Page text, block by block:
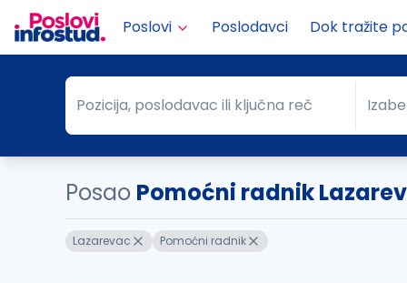
Poslovi Poslodavci Dok tražite
Pozicija, poslodavac ili ključna reč
Pozicija, poslodavac ili ključna reč Grad
Posao Pomoćni radnik
Lazarevac Pomoćni radnik